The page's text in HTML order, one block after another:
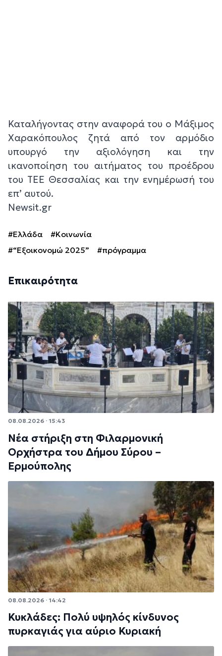
Καταλήγοντας στην αναφορά του ο Μάξιμος
Χαρακόπουλος ζητά από τον αρμόδιο
υπουργό την αξιολόγηση και την
ικανοποίηση του αιτήματος του προέδρου
του ΤΕΕ Θεσσαλίας και την ενημέρωσή του
επ’ αυτού.
Newsit.gr
#Ελλάδα
#Κοινωνία
#“Εξοικονομώ 2025”
#πρόγραμμα
Επικαιρότητα
08.08.2026 · 15:43
Νέα στήριξη στη Φιλαρμονική
Ορχήστρα του Δήμου Σύρου –
Ερμούπολης
08.08.2026 · 14:42
Κυκλάδες: Πολύ υψηλός κίνδυνος
πυρκαγιάς για αύριο Κυριακή